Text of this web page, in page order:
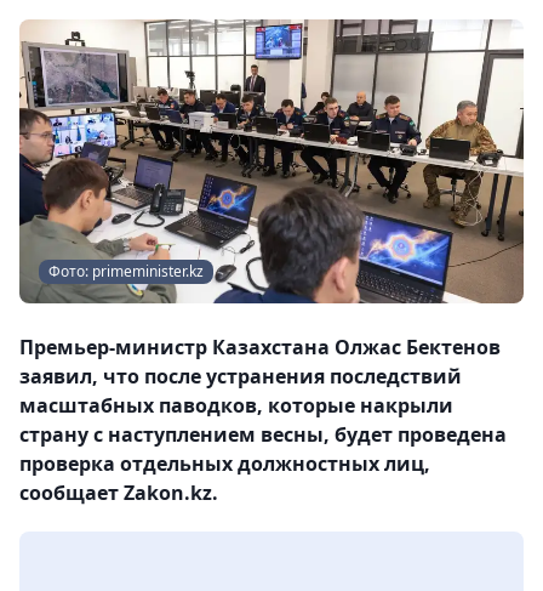
Фото: primeminister.kz
Премьер-министр Казахстана Олжас Бектенов
заявил, что после устранения последствий
масштабных паводков, которые накрыли
страну с наступлением весны, будет проведена
проверка отдельных должностных лиц,
сообщает Zakon.kz.